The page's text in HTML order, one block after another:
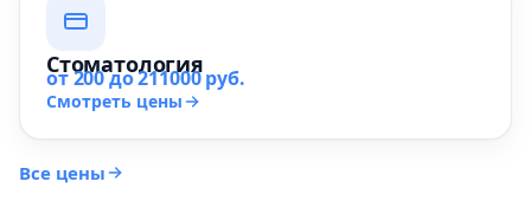
Стоматология
от 200 до 211000 руб.
Смотреть цены
Все цены